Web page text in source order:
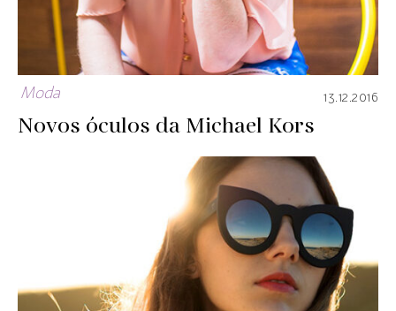
Moda 13.12.2016
Novos óculos da Michael Kors